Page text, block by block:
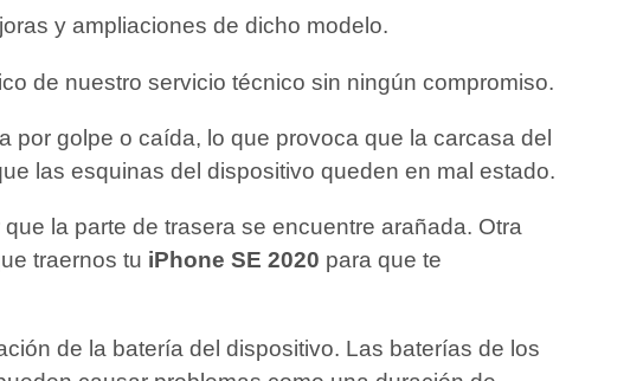
y ampliaciones de dicho modelo.
de nuestro servicio técnico sin ningún compromiso.
por golpe o caída, lo que provoca que la carcasa del
las esquinas del dispositivo queden en mal estado.
la parte de trasera se encuentre arañada. Otra
traernos tu iPhone SE 2020 para que te
de la batería del dispositivo. Las baterías de los